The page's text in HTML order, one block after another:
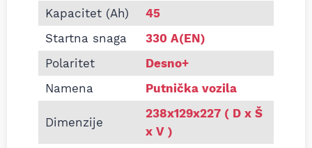
Informacije o Akumulator Varta 12V 45Ah 330A
Kapacitet (Ah)
45
Startna snaga
330 A(EN)
Polaritet
Desno+
Namena
Putnička vozila
Dimenzije
238x129x227 ( D x Š
x V )